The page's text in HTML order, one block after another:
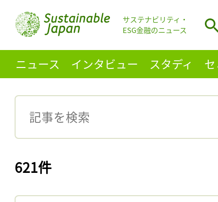
サステナビリティ・
ESG金融のニュース
ニュース インタビュー スタディ
621件